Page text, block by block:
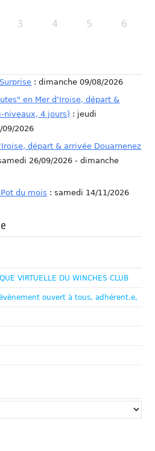
3 4 5 6
: dimanche 09/08/2026
en Mer d'Iroise, départ &
niveaux, 4 jours) : jeudi
09/2026
départ & arrivée Douarnenez
26/09/2026 - dimanche
du mois : samedi 14/11/2026
VIRTUELLE DU WINCHES CLUB
ouvert à tous, adhérent.e,